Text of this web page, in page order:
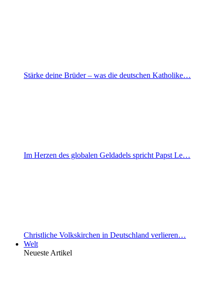
Stärke deine Brüder – was die deutschen Katholike…
Im Herzen des globalen Geldadels spricht Papst Le…
Christliche Volkskirchen in Deutschland verlieren…
Welt
Neueste Artikel